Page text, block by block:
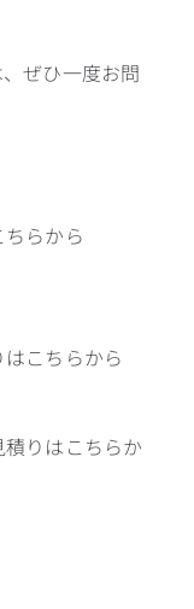
ぜひ一度お問
らから
こちらから
りはこちらか